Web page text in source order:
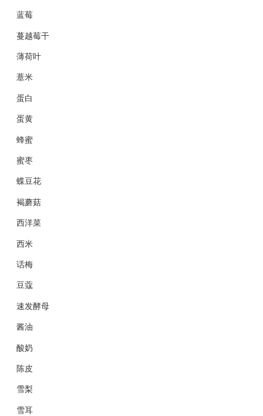
蓝莓
蔓越莓干
薄荷叶
薏米
蛋白
蛋黄
蜂蜜
蜜枣
蝶豆花
褐蘑菇
西洋菜
西米
话梅
豆蔻
速发酵母
酱油
酸奶
陈皮
雪梨
雪耳